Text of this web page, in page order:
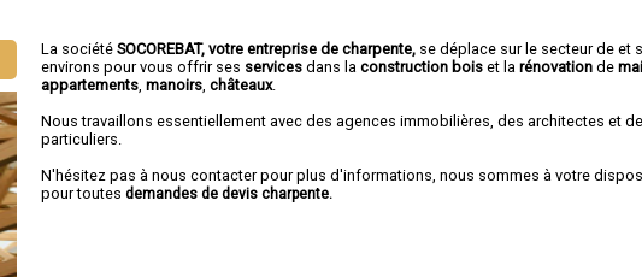
La sociétéSOCOREBAT,votre entreprise de charpente, se déplace sur le secteur de et
environs pour vous offrir ses services dans laconstruction bois et larénovation de
appartements,manoirs,châteaux.
Nous travaillons essentiellement avec des agences immobilières, des architectes et
particuliers.
N'hésitez pas à nous contacter pour plus d'informations, nous sommes à votre
pour toutesdemandes de devis charpente.